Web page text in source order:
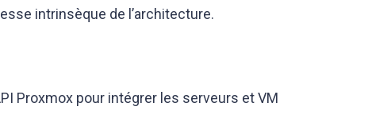
intrinsèque de l’architecture.
Proxmox pour intégrer les serveurs et VM